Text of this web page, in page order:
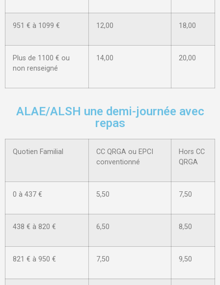
951 € à 1099 € 12,00 18,00
Plus de 1100 € ou
non renseigné
14,00 20,00
ALAE/ALSH une demi-journée avec
repas
Quotien Familial
CC QRGA ou EPCI
conventionné
Hors CC
QRGA
0 à 437 € 5,50 7,50
438 € à 820 € 6,50 8,50
821 € à 950 € 7,50 9,50